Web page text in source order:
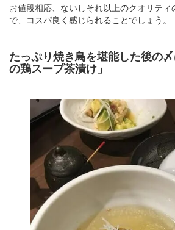
お値段相応、ないしそれ以上のクオリテ
で、コスパ良く感じられることでしょう。
たっぷり焼き鳥を堪能した後の
の鶏スープ茶漬け」